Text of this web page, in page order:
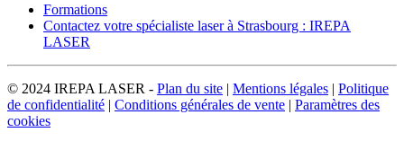
Formations
Contactez votre spécialiste laser à Strasbourg : IREPA
LASER
© 2024 IREPA LASER - Plan du site | Mentions légales | Politique
de confidentialité | Conditions générales de vente | Paramètres des
cookies